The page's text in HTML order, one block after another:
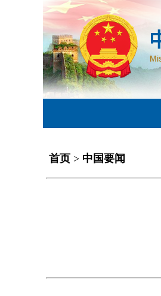
首页 > 中国要闻